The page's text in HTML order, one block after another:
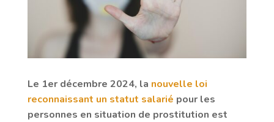
Le 1er décembre 2024, la nouvelle loi
reconnaissant un statut salarié pour les
personnes en situation de prostitution est